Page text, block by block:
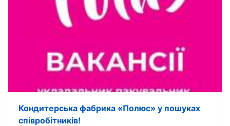
Кондитерська фабрика «Полюс» у пошуках
співробітників!